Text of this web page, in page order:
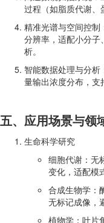
过程（如脂质代谢、
精准光谱与空间控制
分辨率，适配小分
析。
智能数据处理与分
量输出浓度分布，支
五、应用场景与领
生命科学研究
细胞代谢：无
变化，适配模
合成生物学：
无标记成像，
植物学：叶片